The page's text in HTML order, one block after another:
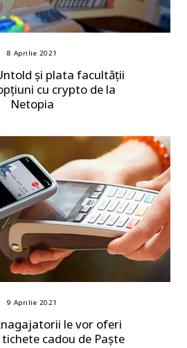
8 Aprilie 2021
și plata facultății
cu crypto de la
Netopia
9 Aprilie 2021
le vor oferi
cadou de Paște